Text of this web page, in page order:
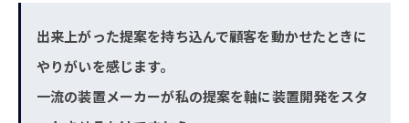
出来上がった提案を持ち込んで顧客を動かせたときに
やりがいを感じます。
一流の装置メーカーが私の提案を軸に装置開発をスタ